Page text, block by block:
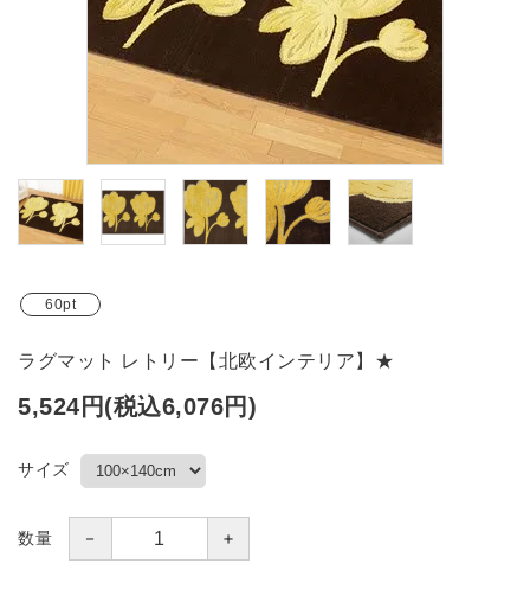
ガイドライン
60pt
ラグマット レトリー【北欧インテリア】★
5,524円(税込6,076円)
サイズ
数量 － ＋